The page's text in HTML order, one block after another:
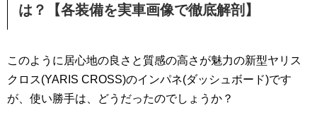
は？【各装備を実車画像で徹底解剖】
このように居心地の良さと質感の高さが魅力の新型ヤリス
クロス(YARIS CROSS)のインパネ(ダッシュボード)です
が、使い勝手は、どうだったのでしょうか？